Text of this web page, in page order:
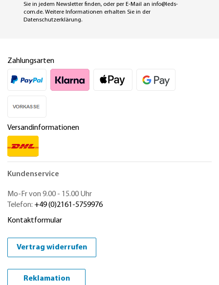
Sie in jedem Newsletter finden, oder per E-Mail an info@leds-
com.de. Weitere Informationen erhalten Sie in der
Datenschutzerklärung.
Zahlungsarten
Versandinformationen
Kundenservice
Mo-Fr von 9.00 - 15.00 Uhr
Telefon: +49 (0)2161-5759976
Kontaktformular
Vertrag widerrufen
Reklamation